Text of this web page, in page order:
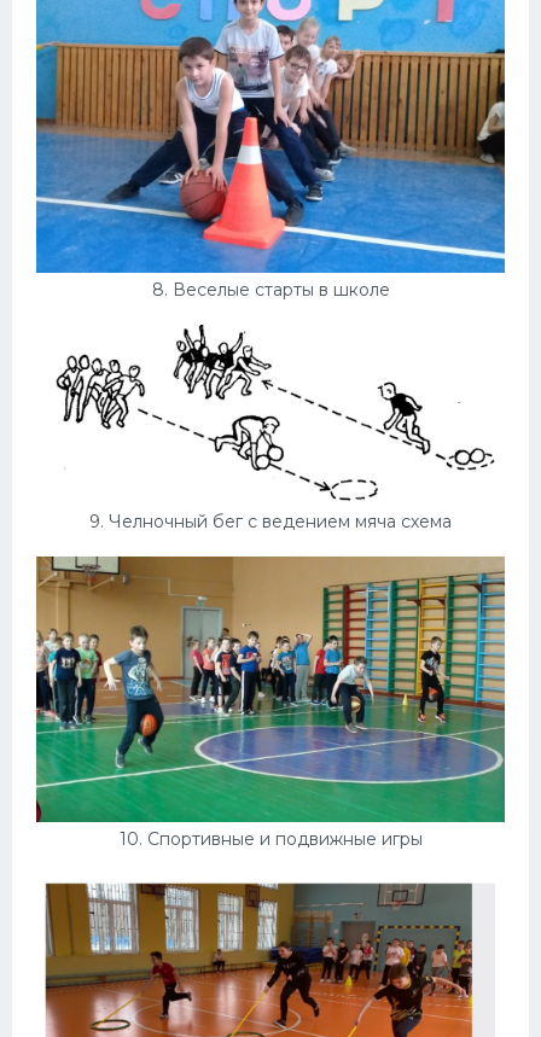
8. Веселые старты в школе
9. Челночный бег с ведением мяча схема
10. Спортивные и подвижные игры